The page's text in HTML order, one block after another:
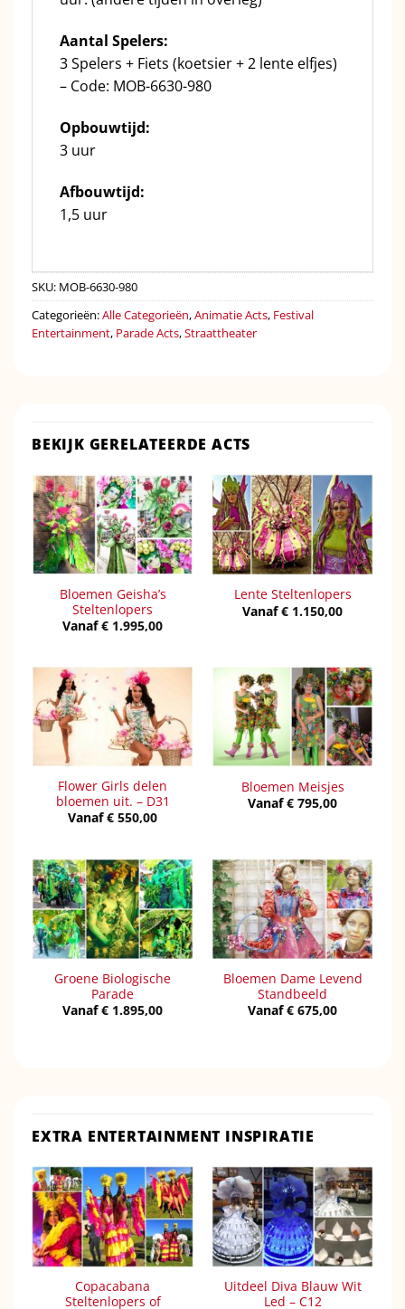
Aantal Spelers:
3 Spelers + Fiets (koetsier + 2 lente elfjes)
– Code: MOB-6630-980
Opbouwtijd:
3 uur
Afbouwtijd:
1,5 uur
SKU: MOB-6630-980
Categorieën:Alle Categorieën,Animatie Acts, Festival
Entertainment, Parade Acts,Straattheater
BEKIJK GERELATEERDE ACTS
Bloemen Geisha’s
Steltenlopers
Vanaf€ 1.995,00
Lente Steltenlopers
Vanaf€ 1.150,00
Flower Girls delen
bloemen uit. – D31
Vanaf€ 550,00
Bloemen Meisjes
Vanaf€ 795,00
Groene Biologische
Parade
Vanaf€ 1.895,00
Bloemen Dame Levend
Standbeeld
Vanaf€ 675,00
EXTRA ENTERTAINMENT INSPIRATIE
Copacabana
Steltenlopers of
Uitdeel Diva Blauw Wit
Led – C12